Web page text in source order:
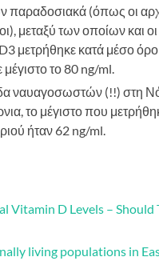
παραδοσιακά (όπως οι
μεταξύ των οποίων και
μετρήθηκε κατά μέσο
το 80 ng/ml.
ναυαγοσωστών (!!) στη
το μέγιστο που
ήταν 62 ng/ml.
Vitamin D Levels – Should
living populations in